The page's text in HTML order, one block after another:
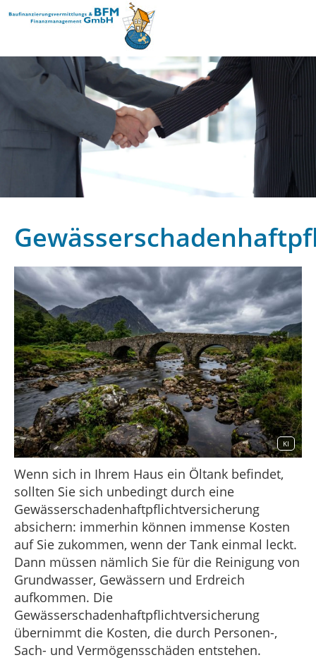
KI
Wenn sich in Ihrem Haus ein Öltank befindet,
sollten Sie sich unbedingt durch eine
Gewässerschadenhaftpflichtversicherung
absichern: immerhin können immense Kosten
auf Sie zukommen, wenn der Tank einmal leckt.
Dann müssen nämlich Sie für die Reinigung von
Grundwasser, Gewässern und Erdreich
aufkommen. Die
Gewässerschadenhaftpflichtversicherung
übernimmt die Kosten, die durch Personen-,
Sach- und Vermögensschäden entstehen.